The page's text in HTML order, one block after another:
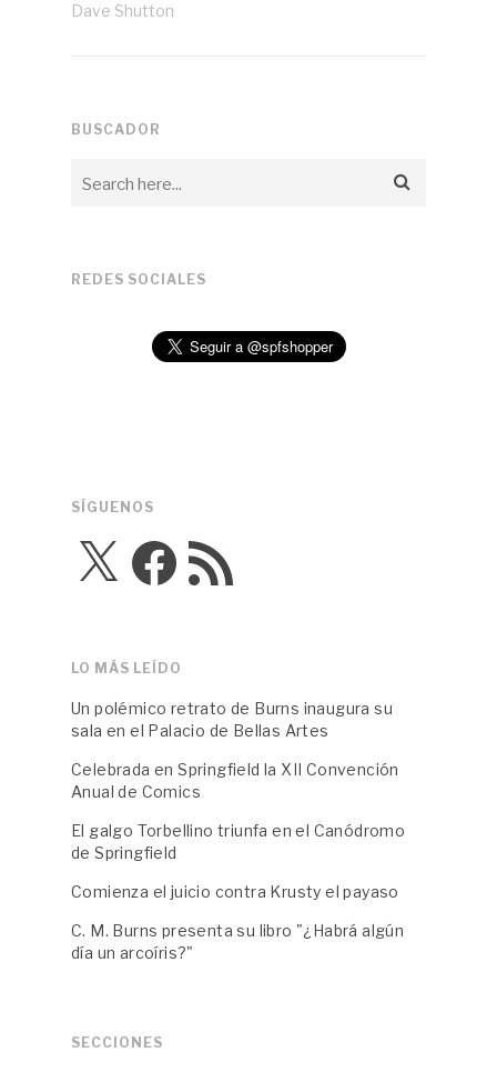
Dave Shutton
BUSCADOR
REDES SOCIALES
SÍGUENOS
X FacebookFeed
RSS
LO MÁS LEÍDO
Un polémico retrato de Burns inaugura su
sala en el Palacio de Bellas Artes
Celebrada en Springfield la XII Convención
Anual de Comics
El galgo Torbellino triunfa en el Canódromo
de Springfield
Comienza el juicio contra Krusty el payaso
C. M. Burns presenta su libro "¿Habrá algún
día un arcoíris?"
SECCIONES